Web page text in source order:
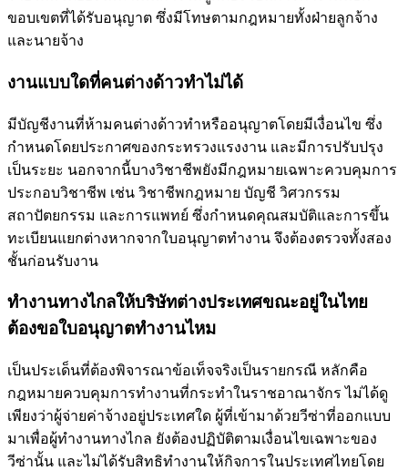
ขอบเขตที่ได้รับอนุญาต ซึ่งมีโทษตามกฎหมายทั้งฝ่ายลูกจ้าง
และนายจ้าง
งานแบบใดที่คนต่างด้าวทำไม่ได้
มีบัญชีงานที่ห้ามคนต่างด้าวทำหรืออนุญาตโดยมีเงื่อนไข ซึ่ง
กำหนดโดยประกาศของกระทรวงแรงงาน และมีการปรับปรุง
เป็นระยะ นอกจากนี้บางวิชาชีพยังมีกฎหมายเฉพาะควบคุมการ
ประกอบวิชาชีพ เช่น วิชาชีพกฎหมาย บัญชี วิศวกรรม
สถาปัตยกรรม และการแพทย์ ซึ่งกำหนดคุณสมบัติและการขึ้น
ทะเบียนแยกต่างหากจากใบอนุญาตทำงาน จึงต้องตรวจทั้งสอง
ชั้นก่อนรับงาน
ทำงานทางไกลให้บริษัทต่างประเทศขณะอยู่ในไทย
ต้องขอใบอนุญาตทำงานไหม
เป็นประเด็นที่ต้องพิจารณาข้อเท็จจริงเป็นรายกรณี หลักคือ
กฎหมายควบคุมการทำงานที่กระทำในราชอาณาจักร ไม่ได้ดู
เพียงว่าผู้จ่ายค่าจ้างอยู่ประเทศใด ผู้ที่เข้ามาด้วยวีซ่าที่ออกแบบ
มาเพื่อผู้ทำงานทางไกล ยังต้องปฏิบัติตามเงื่อนไขเฉพาะของ
วีซ่านั้น และไม่ได้รับสิทธิทำงานให้กิจการในประเทศไทยโดย